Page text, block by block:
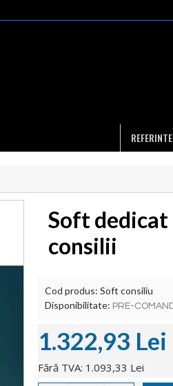
REFERINTE
Soft
consilii
Cod produs: Soft consiliu
Disponibilitate: PRE-
1.322,93 Lei
Fără TVA: 1.093,33 Lei